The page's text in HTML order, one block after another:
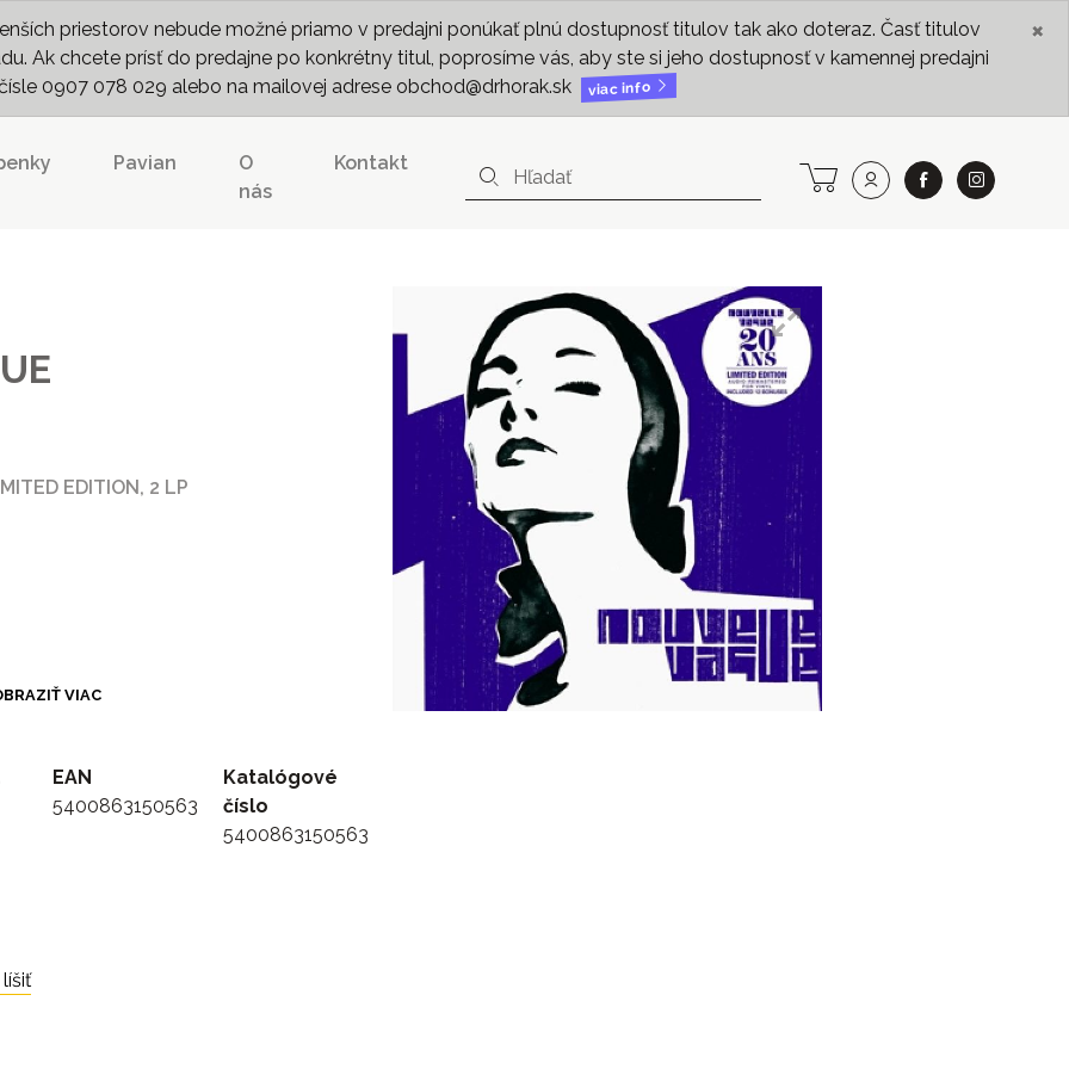
priestorov nebude možné priamo v predajni ponúkať plnú dostupnosť titulov tak ako doteraz. Časť titulov
Ak chcete prísť do predajne po konkrétny titul, poprosíme vás, aby ste si jeho dostupnosť v kamennej predajni
0907 078 029 alebo na mailovej adrese obchod@drhorak.sk
viac info
×
Pavian
O
nás
Kontakt
EDITION, 2 LP
VIAC
EAN
5400863150563
Katalógové
číslo
5400863150563